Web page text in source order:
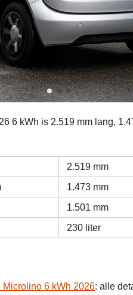
6 kWh is 2.519 mm lang,
2.519 mm
1.473 mm
1.501 mm
230 liter
6 kWh 2026: alle